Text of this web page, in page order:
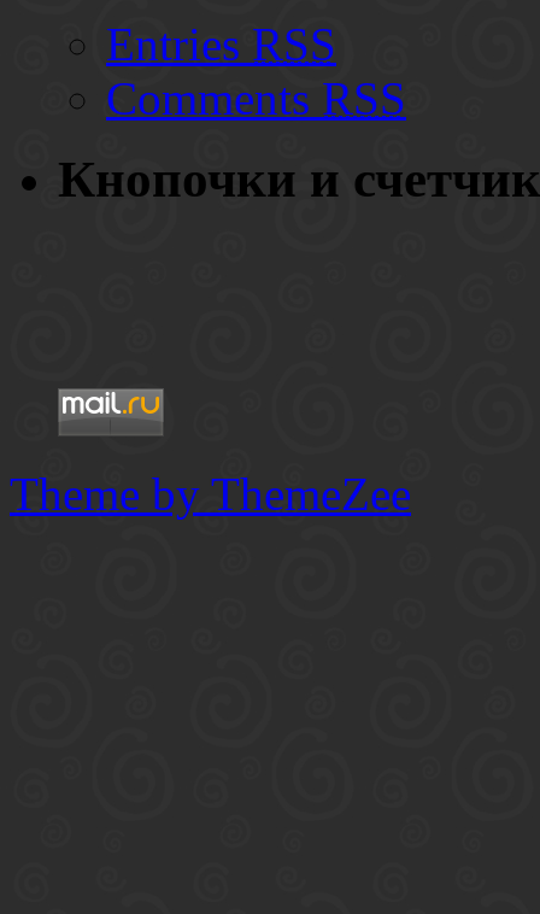
Entries RSS
Comments RSS
Кнопочки и
Theme by ThemeZee